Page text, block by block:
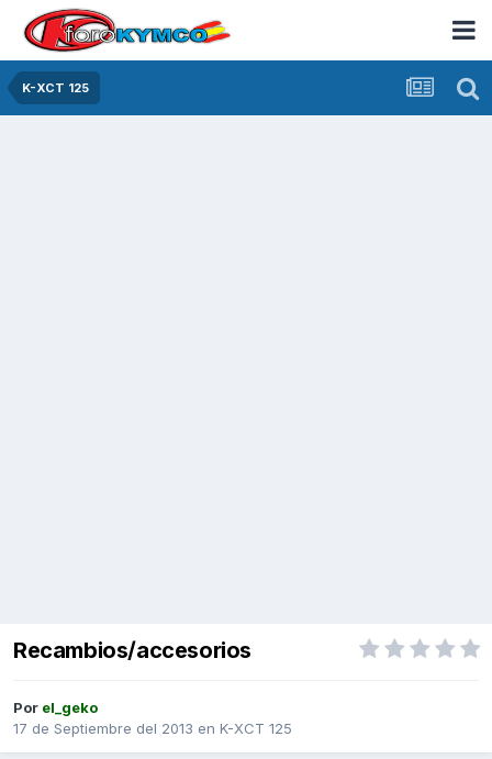
K-XCT 125
Recambios/accesorios
Por el_geko
17 de Septiembre del 2013 en K-XCT 125